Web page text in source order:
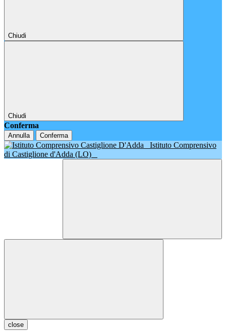
Chiudi
Chiudi
Conferma
Annulla Conferma
Istituto Comprensivo
di Castiglione d'Adda (LO)
close